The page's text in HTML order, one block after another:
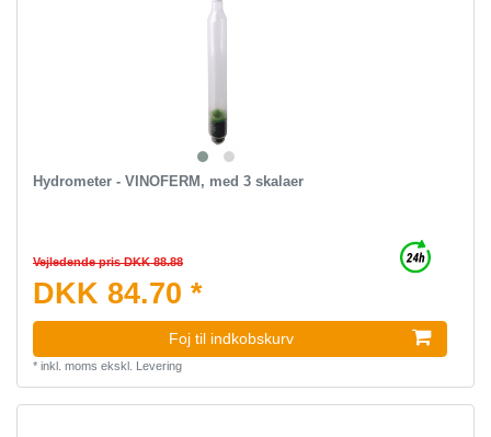
Hydrometer - VINOFERM, med 3 skalaer
Vejledende pris DKK 88.88
DKK 84.70 *
Foj til indkobskurv
* inkl. moms ekskl. Levering